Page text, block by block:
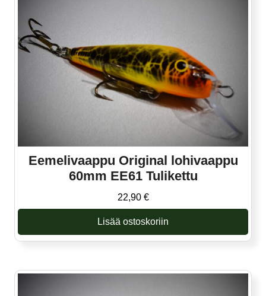
Eemelivaappu Original lohivaappu
60mm EE61 Tulikettu
22,90 €
Lisää ostoskoriin